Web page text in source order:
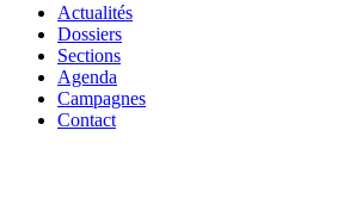
Actualités
Dossiers
Sections
Agenda
Campagnes
Contact